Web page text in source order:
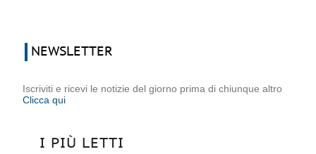
NEWSLETTER
Iscriviti e ricevi le notizie del giorno prima di chiunque altro
Clicca qui
I PIÙ LETTI